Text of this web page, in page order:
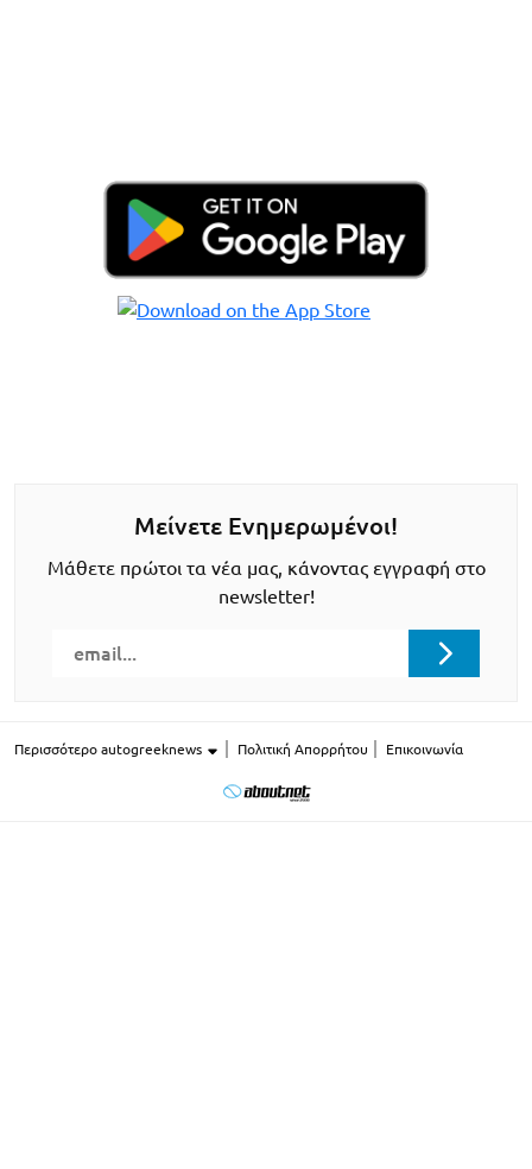
Μείνετε Ενημερωμένοι!
Μάθετε πρώτοι τα νέα μας, κάνοντας εγγραφή στο
newsletter!
Περισσότερο autogreeknews Πολιτική Απορρήτου Επικοινωνία